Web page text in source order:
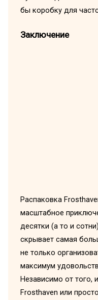
бы коробку для
Заключение
Распаковка
масштабное
десятки (а то и
скрывает самая
не только
максимум
Независимо от того,
Frosthaven или